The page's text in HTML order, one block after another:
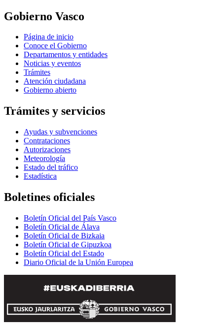
Gobierno Vasco
Página de inicio
Conoce el Gobierno
Departamentos y entidades
Noticias y eventos
Trámites
Atención ciudadana
Gobierno abierto
Trámites y servicios
Ayudas y subvenciones
Contrataciones
Autorizaciones
Meteorología
Estado del tráfico
Estadística
Boletines oficiales
Boletín Oficial del País Vasco
Boletín Oficial de Álava
Boletín Oficial de Bizkaia
Boletín Oficial de Gipuzkoa
Boletín Oficial del Estado
Diario Oficial de la Unión Europea